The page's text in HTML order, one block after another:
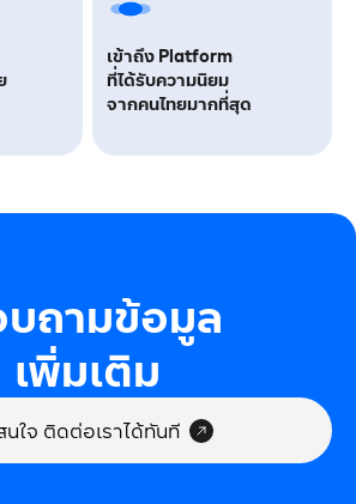
เข้าถึง Platform
ที่ได้รับความนิยม
จากคนไทยมากที่สุด
ถามข้อมูล
เพิ่มเติม
นใจ ติดต่อเราได้ทันที